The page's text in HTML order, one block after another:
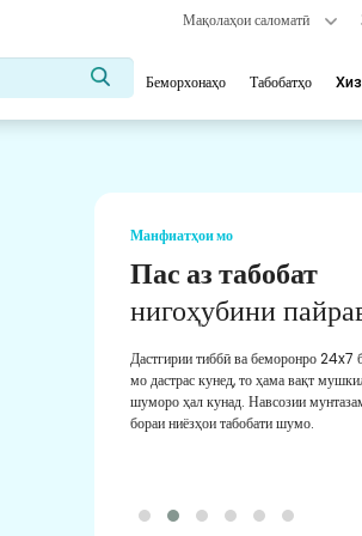
Мақолаҳои саломатӣ
Беморхонаҳо Табобатҳо
Манфиатҳои мо
Мушовири тиббӣ
Аз мушовирони тиббии ботаҷрибаи
роҳнамоии беҳтарин медиҳад.